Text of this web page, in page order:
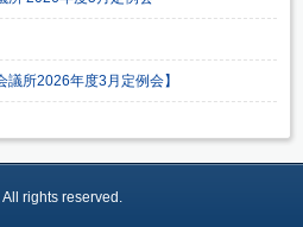
議所2026年度3月定例会】
rights reserved.